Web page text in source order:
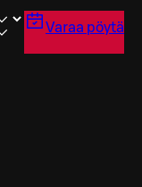
Varaa pöytä